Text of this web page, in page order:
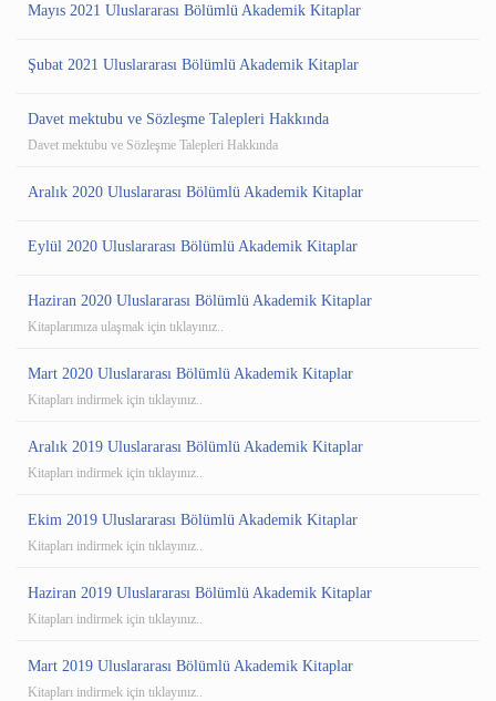
Mayıs 2021 Uluslararası Bölümlü Akademik Kitaplar
Şubat 2021 Uluslararası Bölümlü Akademik Kitaplar
Davet mektubu ve Sözleşme Talepleri Hakkında
Davet mektubu ve Sözleşme Talepleri Hakkında
Aralık 2020 Uluslararası Bölümlü Akademik Kitaplar
Eylül 2020 Uluslararası Bölümlü Akademik Kitaplar
Haziran 2020 Uluslararası Bölümlü Akademik Kitaplar
Kitaplarımıza ulaşmak için tıklayınız..
Mart 2020 Uluslararası Bölümlü Akademik Kitaplar
Kitapları indirmek için tıklayınız..
Aralık 2019 Uluslararası Bölümlü Akademik Kitaplar
Kitapları indirmek için tıklayınız..
Ekim 2019 Uluslararası Bölümlü Akademik Kitaplar
Kitapları indirmek için tıklayınız..
Haziran 2019 Uluslararası Bölümlü Akademik Kitaplar
Kitapları indirmek için tıklayınız..
Mart 2019 Uluslararası Bölümlü Akademik Kitaplar
Kitapları indirmek için tıklayınız..